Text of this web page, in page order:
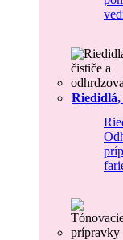
Riedidlá,